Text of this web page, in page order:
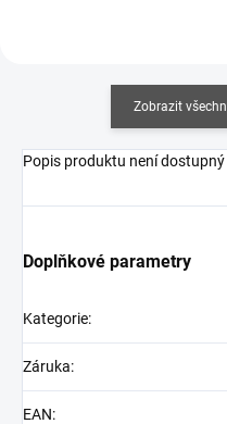
Zobrazit
Popis produktu není dostupný
Doplňkové parametry
Kategorie:
Záruka:
EAN: